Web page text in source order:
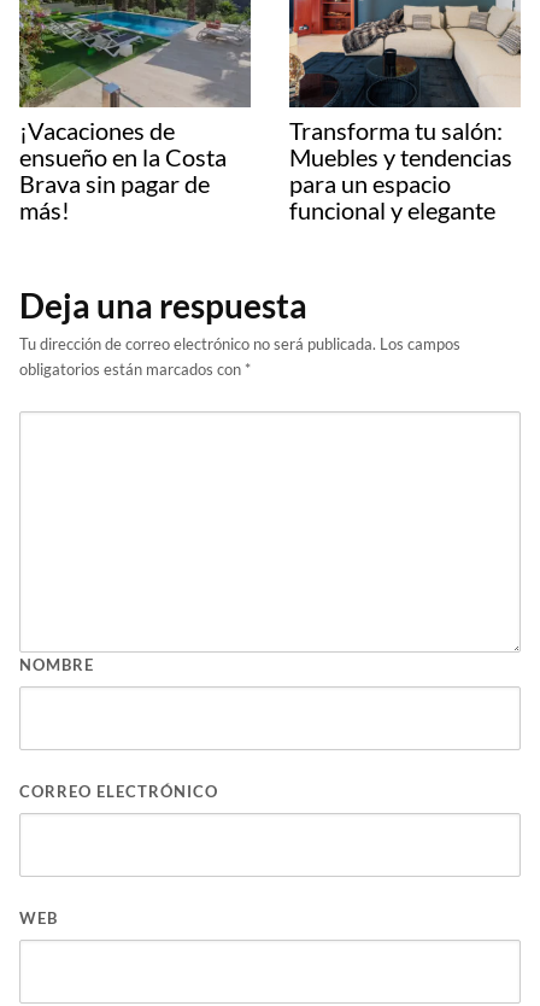
¡Vacaciones de
ensueño en la Costa
Brava sin pagar de
más!
Transforma tu salón:
Muebles y tendencias
para un espacio
funcional y elegante
Deja una respuesta
Tu dirección de correo electrónico no será publicada. Los campos
obligatorios están marcados con *
NOMBRE
CORREO ELECTRÓNICO
WEB